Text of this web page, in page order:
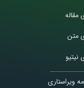
مقاله
متن
نیتیو
ویراستاری